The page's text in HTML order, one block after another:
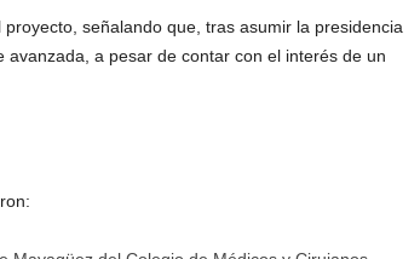
señalando que, tras asumir la presidencia
a pesar de contar con el interés de un